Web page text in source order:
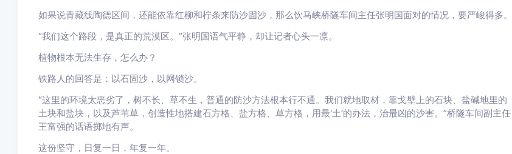
如果说青藏线陶德区间，还能依靠红柳和柠条来防沙固沙，那么饮马峡桥隧车间主任张明国面对的情况，要严峻得多。
“我们这个路段，是真正的荒漠区。”张明国语气平静，却让记者心头一凛。
植物根本无法生存，怎么办？
铁路人的回答是：以石固沙，以网锁沙。
“这里的环境太恶劣了，树不长、草不生，普通的防沙方法根本行不通。我们就地取材，靠戈壁上的石块、盐碱地里的
土块和盐块，以及芦苇草，创造性地搭建石方格、盐方格、草方格，用最‘土’的办法，治最凶的沙害。”桥隧车间副主任
王富强的话语掷地有声。
这份坚守，日复一日，年复一年。